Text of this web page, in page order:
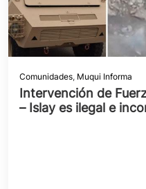
Comunidades, Muqui Informa
Intervención de
– Islay es ilegal e